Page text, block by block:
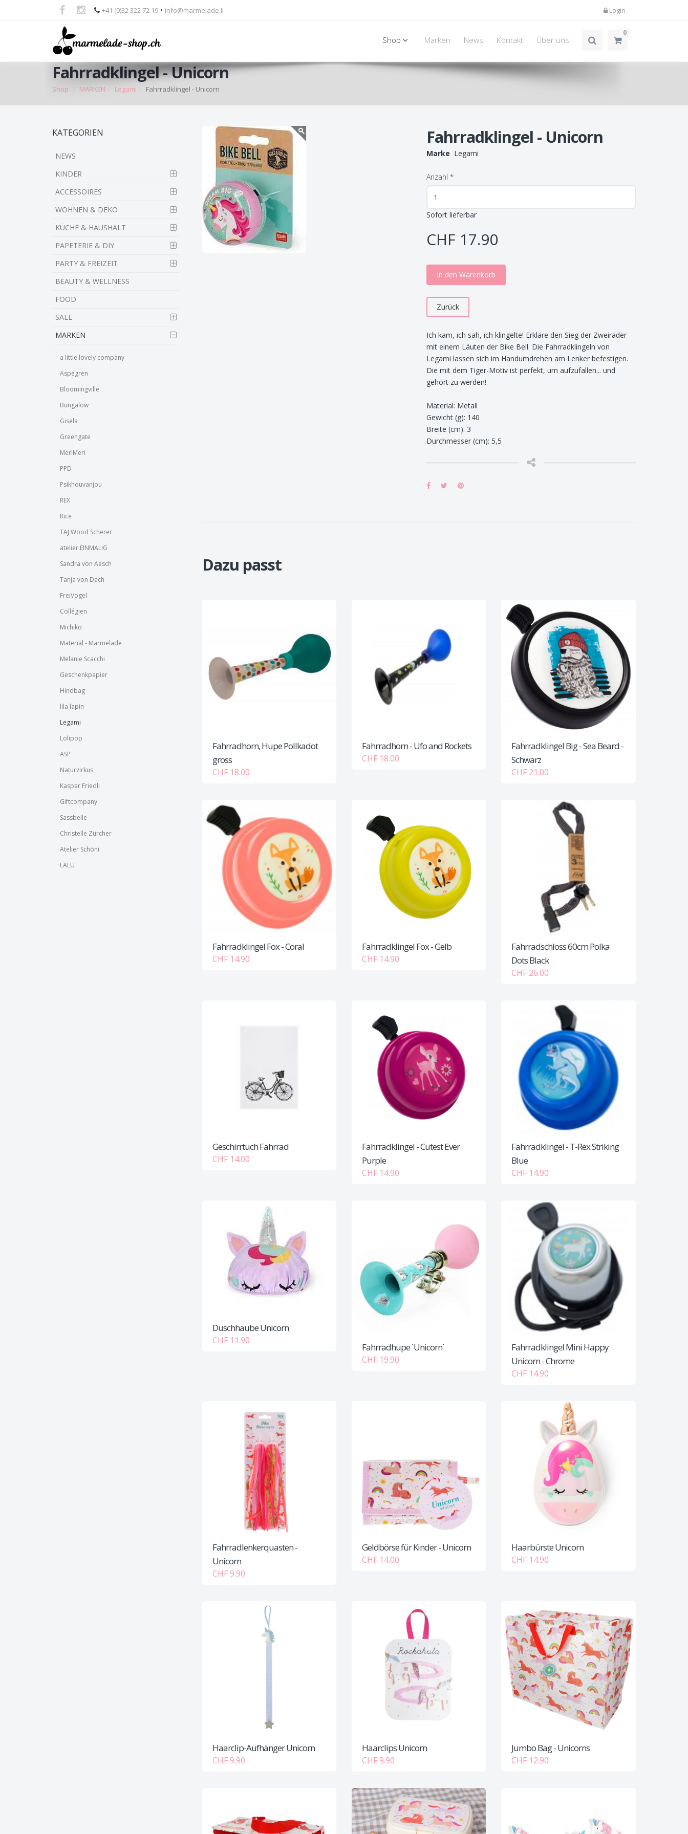
+41 (0)32 322 72 19 • info@marmelade.li Login
Shop Marken News Kontakt Über uns
0
Fahrradklingel - Unicorn
Shop MARKEN Legami Fahrradklingel - Unicorn
KATEGORIEN
NEWS
KINDER
ACCESSOIRES
WOHNEN & DEKO
KÜCHE & HAUSHALT
PAPETERIE & DIY
PARTY & FREIZEIT
BEAUTY & WELLNESS
FOOD
SALE
MARKEN
a little lovely company
Aspegren
Bloomingville
Bungalow
Gisela
Greengate
MeriMeri
PPD
Psikhouvanjou
REX
Rice
TAJ Wood Scherer
atelier EINMALIG
Sandra von Aesch
Tanja von Dach
FreiVogel
Collégien
Michiko
Material - Marmelade
Melanie Scacchi
Geschenkpapier
Hindbag
lila lapin
Legami
Lolipop
ASP
Naturzirkus
Kaspar Friedli
Giftcompany
Sassbelle
Christelle Zürcher
Atelier Schöni
LALU
Fahrradklingel - Unicorn
Marke Legami
Anzahl *
Sofort lieferbar
CHF 17.90
In den Warenkorb
Zurück
Ich kam, ich sah, ich klingelte! Erkläre den Sieg der Zweiräder
mit einem Läuten der Bike Bell. Die Fahrradklingeln von
Legami lassen sich im Handumdrehen am Lenker befestigen.
Die mit dem Tiger-Motiv ist perfekt, um aufzufallen... und
gehört zu werden!
Material: Metall
Gewicht (g): 140
Breite (cm): 3
Durchmesser (cm): 5,5
Dazu passt
Fahrradhorn, Hupe Pollkadot
gross
CHF 18.00
Fahrradhorn - Ufo and Rockets
CHF 18.00
Fahrradklingel Big - Sea Beard -
Schwarz
CHF 21.00
Fahrradklingel Fox - Coral
CHF 14.90
Fahrradklingel Fox - Gelb
CHF 14.90
Fahrradschloss 60cm Polka
Dots Black
CHF 26.00
Geschirrtuch Fahrrad
CHF 14.00
Fahrradklingel - Cutest Ever
Purple
CHF 14.90
Fahrradklingel - T-Rex Striking
Blue
CHF 14.90
Duschhaube Unicorn
CHF 11.90
Fahrradhupe `Unicorn`
CHF 19.90
Fahrradklingel Mini Happy
Unicorn - Chrome
CHF 14.90
Fahrradlenkerquasten -
Unicorn
CHF 9.90
Geldbörse für Kinder - Unicorn
CHF 14.00
Haarbürste Unicorn
CHF 14.90
Haarclip-Aufhänger Unicorn
CHF 9.90
Haarclips Unicorn
CHF 9.90
Jumbo Bag - Unicorns
CHF 12.90